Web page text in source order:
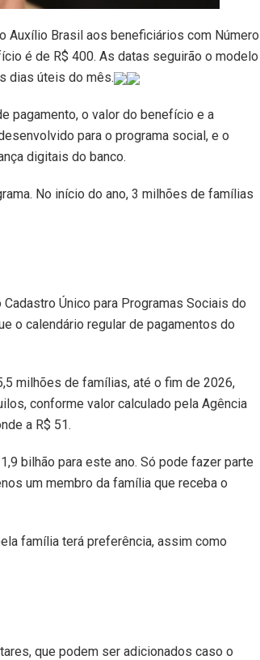
Auxílio Brasil aos beneficiários com Número
é de R$ 400. As datas seguirão o modelo
dias úteis do mês.
pagamento, o valor do benefício e a
para o programa social, e o
digitais do banco.
No início do ano, 3 milhões de famílias
Único para Programas Sociais do
o calendário regular de pagamentos do
milhões de famílias, até o fim de 2026,
conforme valor calculado pela Agência
a R$ 51.
bilhão para este ano. Só pode fazer parte
um membro da família que receba o
família terá preferência, assim como
que podem ser adicionados caso o